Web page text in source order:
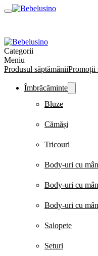
Categorii
Meniu
Produsul săptămăniiPromoții
Îmbrăcăminte
Bluze
Cămăși
Tricouri
Body-uri cu
Body-uri cu
Body-uri cu
Salopete
Seturi